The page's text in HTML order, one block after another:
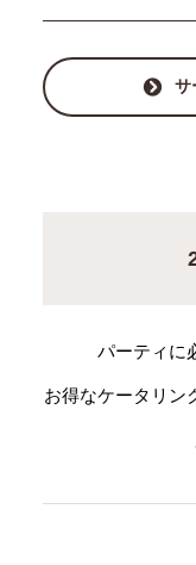
サ
パーティに
お得なケータリン